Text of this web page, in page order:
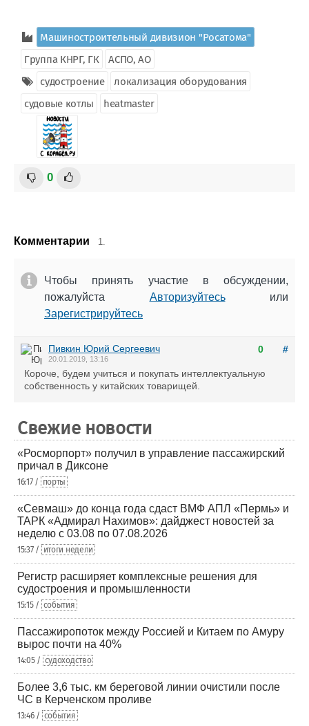
Машиностроительный дивизион "Росатома"
Группа КНРГ, ГК
АСПО, АО
судостроение
локализация оборудования
судовые котлы
heatmaster
0
Комментарии 1.
Чтобы принять участие в обсуждении,
пожалуйста Авторизуйтесьили
Зарегистрируйтесь
0 #
Пивкин Юрий Сергеевич
20.01.2019, 13:16
Короче, будем учиться и покупать интеллектуальную
собственность у китайских товарищей.
Свежие новости
«Росморпорт» получил в управление пассажирский
причал в Диксоне
16:17 / порты
«Севмаш» до конца года сдаст ВМФ АПЛ «Пермь» и
ТАРК «Адмирал Нахимов»: дайджест новостей за
неделю с 03.08 по 07.08.2026
15:37 / итоги недели
Регистр расширяет комплексные решения для
судостроения и промышленности
15:15 / события
Пассажиропоток между Россией и Китаем по Амуру
вырос почти на 40%
14:05 / судоходство
Более 3,6 тыс. км береговой линии очистили после
ЧС в Керченском проливе
13:46 / события